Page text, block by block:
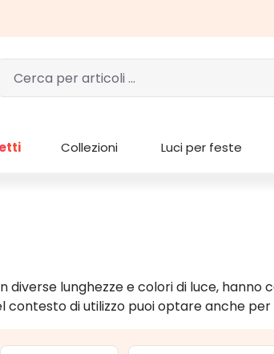
Collezioni Luci per feste
lunghezze e colori di luce, hanno
di utilizzo puoi optare anche